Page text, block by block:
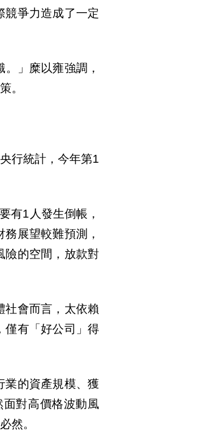
競爭力造成了一定
」糜以雍強調，
。
行統計，今年第1
要有1人發生倒帳，
展望較難預測，
險的空間，放款對
社會而言，太依賴
僅有「好公司」得
業的資產規模、獲
對高價格波動風
然。